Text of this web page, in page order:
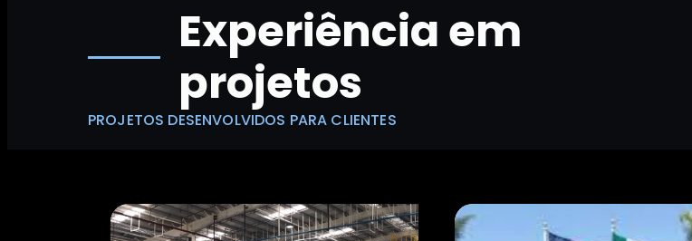
Experiência em
projetos
PROJETOS DESENVOLVIDOS PARA CLIENTES